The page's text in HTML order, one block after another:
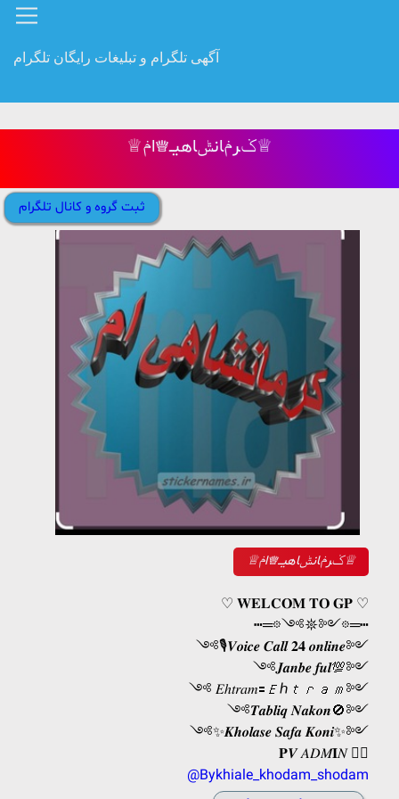
آگهی تلگرام و تبلیغات رایگان تلگرام
♕ݢرݥانݰاهیــ♕اݥ♕
ثبت گروه و کانال تلگرام
♕ݢرݥانݰاهیــ♕اݥ♕
♡ 𝐖𝐄𝐋𝐂𝐎𝐌 𝐓𝐎 𝐆𝐏 ♡
┅═𖡼༺𖤓༻𖡼═┅
༺🎙𝑽𝒐𝒊𝒄𝒆 𝑪𝒂𝒍𝒍 𝟐𝟒 𝒐𝒏𝒍𝒊𝒏𝒆༻
༺𝑱𝒂𝒏𝒃𝒆 𝒇𝒖𝒍💯༻
༺ 𝐸ℎ𝑡𝑟𝑎𝑚🟰𝐸ℎ𝑡𝑟𝑎𝑚༻
༺𝑻𝒂𝒃𝒍𝒊𝒒 𝑵𝒂𝒌𝒐𝒏🚫༻
༺✨𝑲𝒉𝒐𝒍𝒂𝒔𝒆 𝑺𝒂𝒇𝒂 𝑲𝒐𝒏𝒊✨༻
𝐏𝑽 𝐴𝐷𝑀𝐈𝑁 👇🏿
@Bykhiale_khodam_shodam